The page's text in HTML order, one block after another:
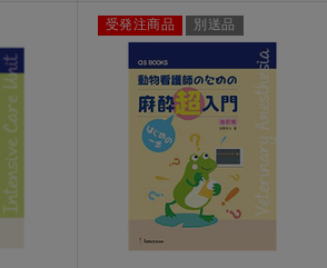
受発注商品 別送品